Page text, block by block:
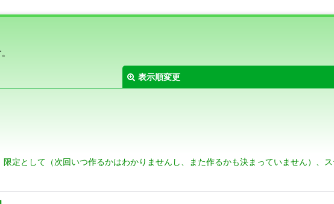
表示順変更
定として（次回いつ作るかはわかりませんし、また作るかも決まっていません）、